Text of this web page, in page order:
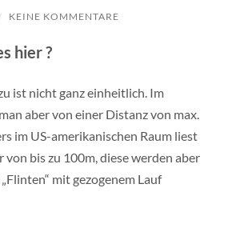
KEINE KOMMENTARE
hier ?
ist nicht ganz einheitlich. Im
aber von einer Distanz von max.
im US-amerikanischen Raum liest
von bis zu 100m, diese werden aber
mit gezogenem Lauf